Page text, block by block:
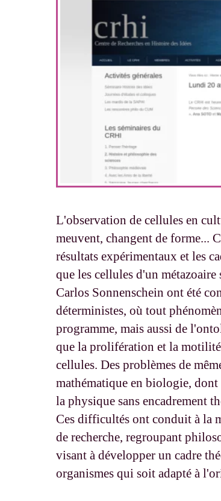
L'observation de cellules en
meuvent, changent de forme...
résultats expérimentaux et les
que les cellules d'un
Carlos Sonnenschein ont été
déterministes, où tout
programme, mais aussi de
que la prolifération et la
cellules. Des problèmes de
mathématique en biologie,
la physique sans encadrement
Ces difficultés ont conduit à la
de recherche, regroupant
visant à développer un cadre
organismes qui soit adapté à